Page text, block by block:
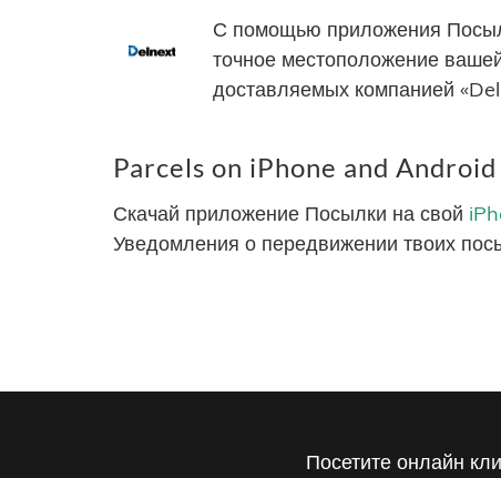
С помощью приложения
точное местоположение
доставляемых компанией
Parcels on iPhone and Android
Скачай приложение Посылки на свой
Уведомления о передвижении твоих
Посетите онлайн